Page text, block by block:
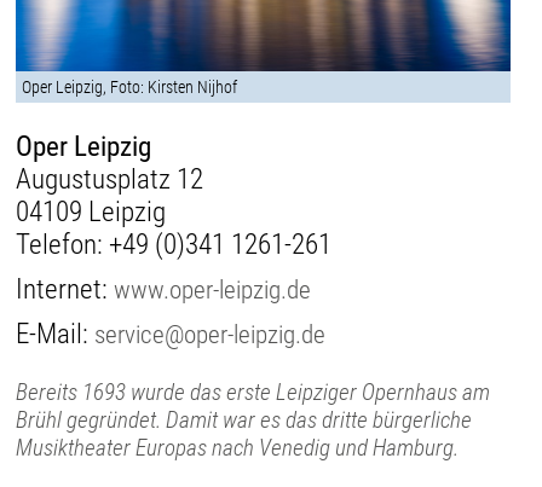
Oper Leipzig, Foto: Kirsten Nijhof
Oper Leipzig
Augustusplatz 12
04109 Leipzig
Telefon: +49 (0)341 1261-261
Internet:www.oper-leipzig.de
E-Mail: service@oper-leipzig.de
Bereits 1693 wurde das erste Leipziger Opernhaus am
Brühl gegründet. Damit war es das dritte bürgerliche
Musiktheater Europas nach Venedig und Hamburg.